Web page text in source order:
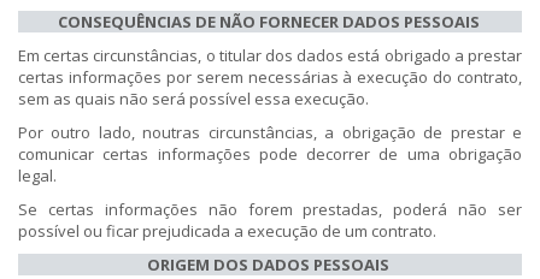
​CONSEQUÊNCIAS DE NÃO FORNECER DADOS PESSOAIS
Em certas circunstâncias, o titular dos dados está obrigado a prestar
certas informações por serem necessárias à execução do contrato,
sem as quais não será possível essa execução.
Por outro lado, noutras circunstâncias, a obrigação de prestar e
comunicar certas informações pode decorrer de uma obrigação
legal.
Se certas informações não forem prestadas, poderá não ser
possível ou ficar prejudicada a execução de um contrato.
ORIGEM DOS DADOS PESSOAIS